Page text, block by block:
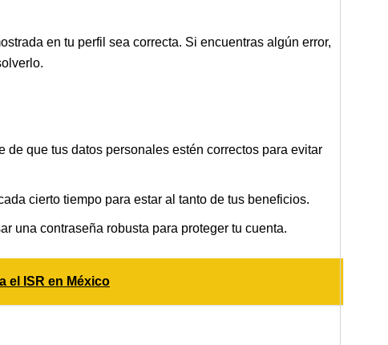
en tu perfil sea correcta. Si encuentras algún error,
de que tus datos personales estén correctos para evitar
cierto tiempo para estar al tanto de tus beneficios.
una contraseña robusta para proteger tu cuenta.
el ISR en México